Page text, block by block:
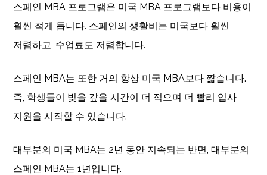
스페인 MBA 프로그램은 미국 MBA 프로그램보다 비용이
훨씬 적게 듭니다. 스페인의 생활비는 미국보다 훨씬
저렴하고, 수업료도 저렴합니다.
스페인 MBA는 또한 거의 항상 미국 MBA보다 짧습니다.
즉, 학생들이 빚을 갚을 시간이 더 적으며 더 빨리 입사
지원을 시작할 수 있습니다.
대부분의 미국 MBA는 2년 동안 지속되는 반면, 대부분의
스페인 MBA는 1년입니다.